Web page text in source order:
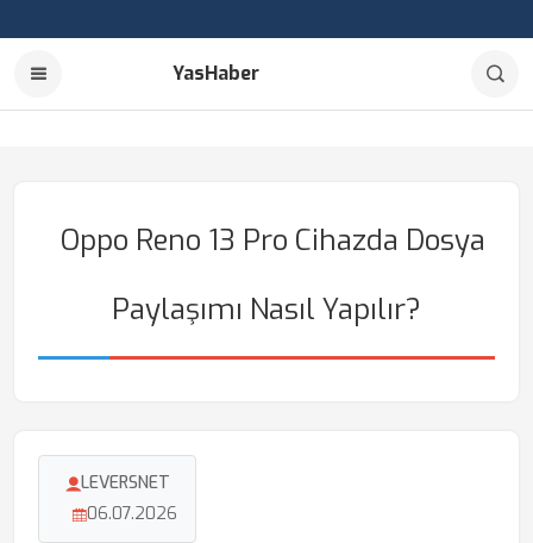
YasHaber
Oppo Reno 13 Pro Cihazda Dosya
Paylaşımı Nasıl Yapılır?
LEVERSNET
06.07.2026